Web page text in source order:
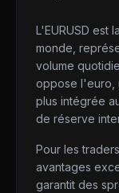
L'EURUSD est
monde,
volume
oppose l'euro,
plus intégrée
de réserve
Pour les
avantages
garantit des